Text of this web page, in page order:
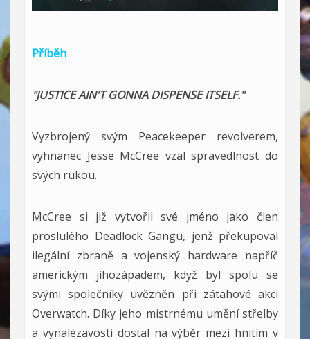
Příběh
"JUSTICE AIN'T GONNA DISPENSE ITSELF."
Vyzbrojený svým Peacekeeper revolverem,
vyhnanec Jesse McCree vzal spravedlnost do
svých rukou.
McCree si již vytvořil své jméno jako člen
proslulého Deadlock Gangu, jenž překupoval
ilegální zbraně a vojenský hardware napříč
americkým jihozápadem, když byl spolu se
svými společníky uvězněn při zátahové akci
Overwatch. Díky jeho mistrnému umění střelby
a vynalézavosti dostal na výběr mezi hnitím v